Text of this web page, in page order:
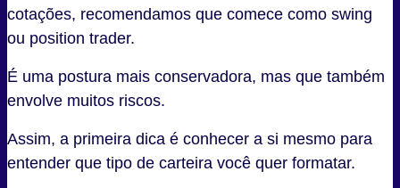
cotações, recomendamos que comece como swing
ou position trader.
É uma postura mais conservadora, mas que também
envolve muitos riscos.
Assim, a primeira dica é conhecer a si mesmo para
entender que tipo de carteira você quer formatar.